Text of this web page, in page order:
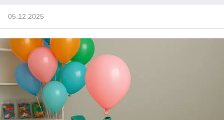
05.12.2025